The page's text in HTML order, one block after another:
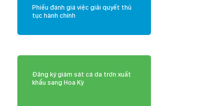
Phiếu đánh giá việc giải quyết thủ
tục hành chính
Đăng ký giám sát cá da trơn xuất
khẩu sang Hoa Kỳ